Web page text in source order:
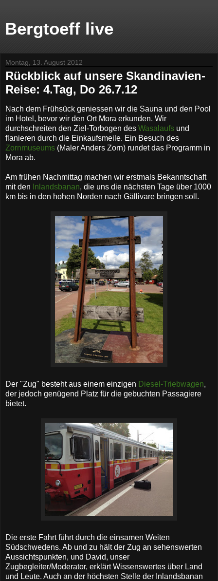
Bergtoeff live
Montag, 13. August 2012
Rückblick auf unsere Skandinavien-
Reise: 4.Tag, Do 26.7.12
Nach dem Frühsück geniessen wir die Sauna und den Pool
im Hotel, bevor wir den Ort Mora erkunden. Wir
durchschreiten den Ziel-Torbogen des Wasalaufs und
flanieren durch die Einkaufsmeile. Ein Besuch des
Zornmuseums (Maler Anders Zorn) rundet das Programm in
Mora ab.
Am frühen Nachmittag machen wir erstmals Bekanntschaft
mit den Inlandsbanan, die uns die nächsten Tage über 1000
km bis in den hohen Norden nach Gällivare bringen soll.
Der "Zug" besteht aus einem einzigen Diesel-Triebwagen,
der jedoch genügend Platz für die gebuchten Passagiere
bietet.
Die erste Fahrt führt durch die einsamen Weiten
Südschwedens. Ab und zu hält der Zug an sehenswerten
Aussichtspunkten, und David, unser
Zugbegleiter/Moderator, erklärt Wissenswertes über Land
und Leute. Auch an der höchsten Stelle der Inlandsbanan